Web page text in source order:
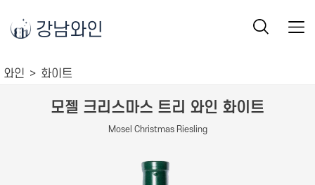
강남와인
와인 화이트
모젤 크리스마스 트리 와인 화이트
Mosel Christmas Riesling